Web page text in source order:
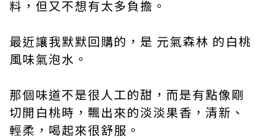
料，但又不想有太多負擔。
最近讓我默默回購的，是 元氣森林 的白桃
風味氣泡水。
那個味道不是很人工的甜，而是有點像剛
切開白桃時，飄出來的淡淡果香，清新、
輕柔，喝起來很舒服。